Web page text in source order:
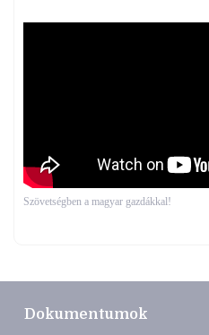
Szövetségben a magyar gazdákkal!
Dokumentumok